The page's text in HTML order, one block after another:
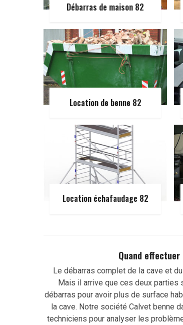
Débarras de maison 82
Location de benne 82
Location échafaudage 82
Quand
Le débarras complet de la cave et
Mais il arrive que ces deux parties
débarras pour avoir plus de surface
la cave. Notre société Calvet benne
techniciens pour analyser les